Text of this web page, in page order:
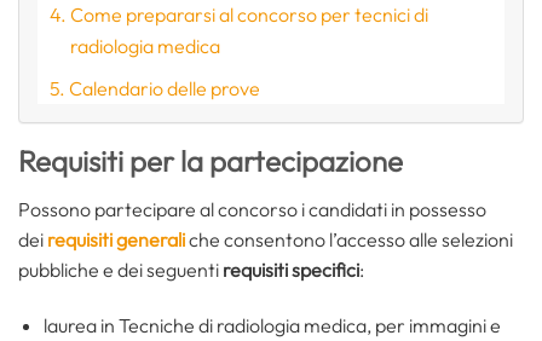
Come prepararsi al concorso per tecnici di
radiologia medica
Calendario delle prove
Requisiti per la partecipazione
Possono partecipare al concorso i candidati in possesso
dei requisiti generaliche consentono l’accesso alle selezioni
pubbliche e dei seguenti requisiti specifici:
laurea in Tecniche di radiologia medica, per immagini e